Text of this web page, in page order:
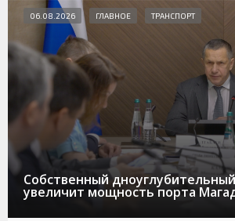
Собственный
увеличит мощность порта
06.08.2026 ГЛАВНОЕ ТРАНСПОРТ